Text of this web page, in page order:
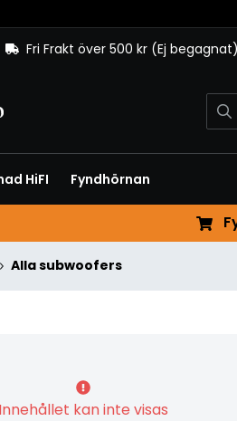
Fri Frakt över 500 kr (Ej begagnat)
HiFI Fyndhörnan
Alla subwoofers
Innehållet kan inte visas